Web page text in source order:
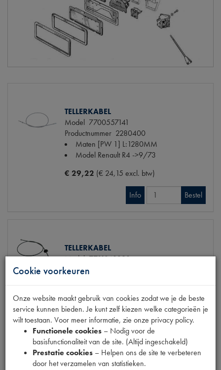
TELLERKABEL
Model 7700557141
Productnummer 2280400
Maten [PW 1] L:1280MM
Model Renault R4 ->9/73
€ 29,22 (€ 24,15 excl. btw)
Info Bestel
TELLERKABEL
Model7701348398
Productnummer
€ 28,30(€ 23,39 excl. btw)
Info
Cookie voorkeuren
Onze website maakt gebruik van cookies zodat we je de beste
service kunnen bieden. Je kunt zelf kiezen welke categorieën je
wilt toestaan. Voor meer informatie, zie onze privacy policy.
Functionele cookies – Nodig voor de
basisfunctionaliteit van de site. (Altijd ingeschakeld)
Prestatie cookies – Helpen ons de site te verbeteren
door het verzamelen van statistieken.